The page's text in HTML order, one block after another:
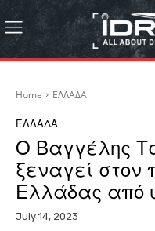
Home ΕΛΛΑΔΑ
ΕΛΛΑΔΑ
Ο Βαγγέλης
ξεναγεί στον
Ελλάδας από
July 14, 2023